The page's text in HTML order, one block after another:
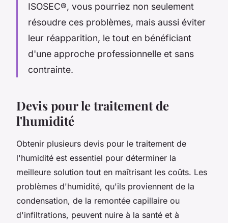
ISOSEC®, vous pourriez non seulement
résoudre ces problèmes, mais aussi éviter
leur réapparition, le tout en bénéficiant
d'une approche professionnelle et sans
contrainte.
Devis pour le traitement de
l'humidité
Obtenir plusieurs devis pour le traitement de
l'humidité est essentiel pour déterminer la
meilleure solution tout en maîtrisant les coûts. Les
problèmes d'humidité, qu'ils proviennent de la
condensation, de la remontée capillaire ou
d'infiltrations, peuvent nuire à la santé et à